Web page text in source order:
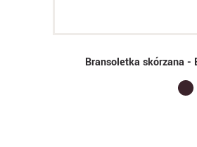
Bransoletka skórzana -